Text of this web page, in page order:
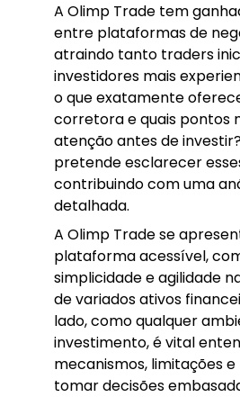
A Olimp Trade tem
entre plataformas de
atraindo tanto traders
investidores mais
o que exatamente
corretora e quais pontos
atenção antes de
pretende esclarecer
contribuindo com uma
detalhada.
A Olimp Trade se
plataforma acessível,
simplicidade e agilidade
de variados ativos
lado, como qualquer
investimento, é vital
mecanismos, limitações
tomar decisões